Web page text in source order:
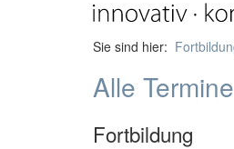
Sie sind hier:
Alle Termine
Fortbildung